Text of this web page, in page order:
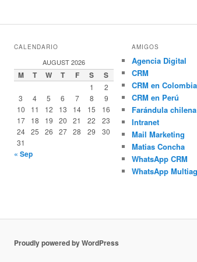
CALENDARIO
AUGUST 2026
M T W T F S S
1
2
3
4 5 6 7 8
9
10
11 12 13 14 15
16
17
18 19 20 21 22
23
24
25 26 27 28 29
30
31
« Sep
AMIGOS
Agencia Digital
CRM
CRM en Colombia
CRM en Perú
Farándula chilena
Intranet
Mail Marketing
Matias Concha
WhatsApp CRM
WhatsApp
Proudly powered by WordPress